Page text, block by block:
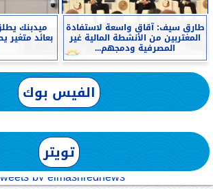
طارق سيف: آقاق واسعة لاستفادة
المغتربين من الأنشطة المالية غير
المصرفية ودمجهم...
الفيس بوك
تويتر
by elmashreqnews